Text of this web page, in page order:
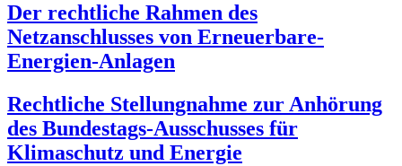
Der rechtliche Rahmen des
Netzanschlusses von Erneuerbare-
Energien-Anlagen
Rechtliche Stellungnahme zur Anhörung
des Bundestags-Ausschusses für
Klimaschutz und Energie